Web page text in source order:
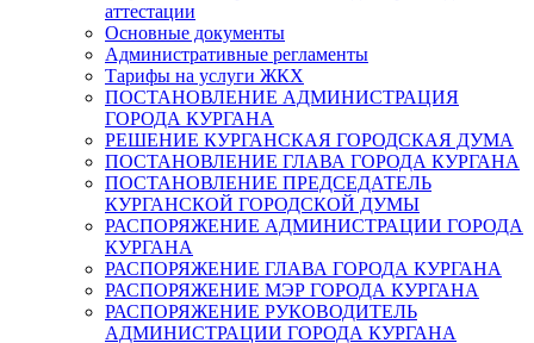
аттестации
Основные документы
Административные регламенты
Тарифы на услуги ЖКХ
ПОСТАНОВЛЕНИЕ АДМИНИСТРАЦИЯ
ГОРОДА КУРГАНА
РЕШЕНИЕ КУРГАНСКАЯ ГОРОДСКАЯ ДУМА
ПОСТАНОВЛЕНИЕ ГЛАВА ГОРОДА КУРГАНА
ПОСТАНОВЛЕНИЕ ПРЕДСЕДАТЕЛЬ
КУРГАНСКОЙ ГОРОДСКОЙ ДУМЫ
РАСПОРЯЖЕНИЕ АДМИНИСТРАЦИИ ГОРОДА
КУРГАНА
РАСПОРЯЖЕНИЕ ГЛАВА ГОРОДА КУРГАНА
РАСПОРЯЖЕНИЕ МЭР ГОРОДА КУРГАНА
РАСПОРЯЖЕНИЕ РУКОВОДИТЕЛЬ
АДМИНИСТРАЦИИ ГОРОДА КУРГАНА